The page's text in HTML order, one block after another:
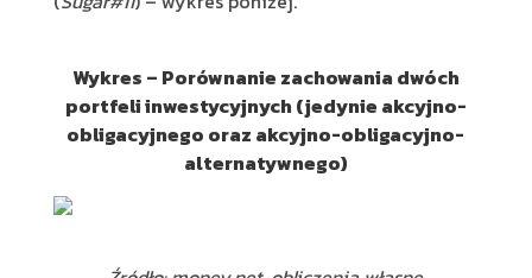
Wykres – Porównanie zachowania dwóch
portfeli inwestycyjnych (jedynie akcyjno-
obligacyjnego oraz akcyjno-obligacyjno-
alternatywnego)